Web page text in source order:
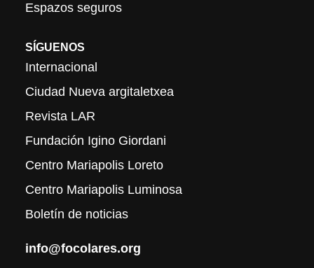
Espazos seguros
SÍGUENOS
Internacional
Ciudad Nueva argitaletxea
Revista LAR
Fundación Igino Giordani
Centro Mariapolis Loreto
Centro Mariapolis Luminosa
Boletín de noticias
info@focolares.org